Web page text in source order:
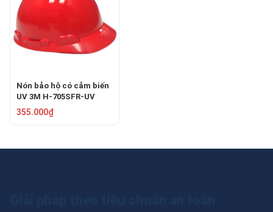
Nón bảo hộ có cảm biến
UV 3M H-705SFR-UV
Màu Đỏ
355.000₫